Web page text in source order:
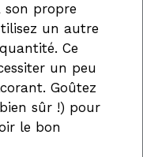
son propre
un autre
Ce
un peu
Goûtez
sûr !) pour
le bon